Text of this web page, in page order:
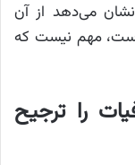
نشان می‌دهد از آن
است، مهم نیست که
را ترجیح